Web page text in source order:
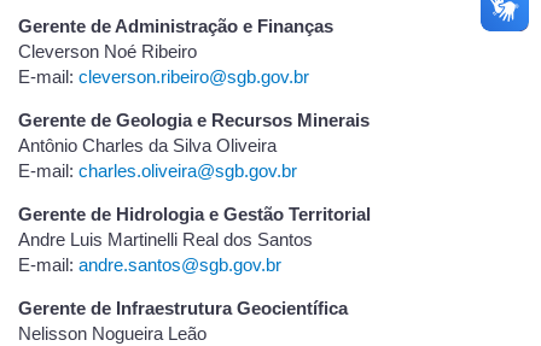
Gerente de Administração e Finanças
Cleverson Noé Ribeiro
E-mail: cleverson.ribeiro@sgb.gov.br
Gerente de Geologia e Recursos Minerais
Antônio Charles da Silva Oliveira
E-mail: charles.oliveira@sgb.gov.br
Gerente de Hidrologia e Gestão Territorial
Andre Luis Martinelli Real dos Santos
E-mail: andre.santos@sgb.gov.br
Gerente de Infraestrutura Geocientífica
Nelisson Nogueira Leão